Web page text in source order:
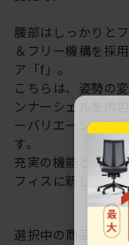
腰部はしっかりと
＆フリー機構を採
ア「f」。
こちらは、姿勢の
ンナーシェルを内
ーバリエーション
す。
充実の機能と一体
フィスに新しい風を
選択中の商品情報保